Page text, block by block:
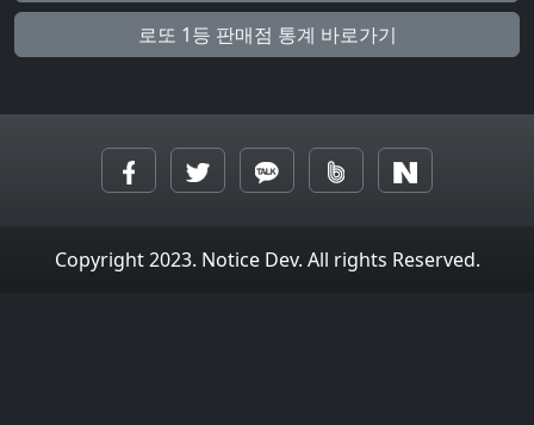
로또 1등 판매점 통계 바로가기
Copyright 2023. Notice Dev. All rights Reserved.